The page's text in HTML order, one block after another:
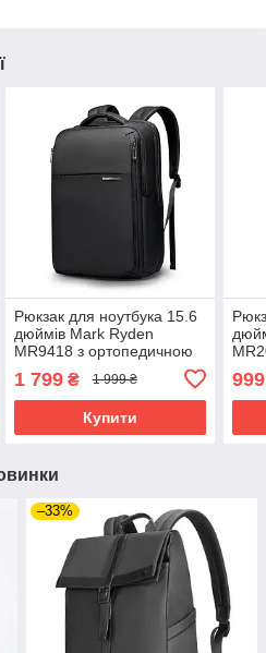
Рюкзак для ноутбука 15.6
дюймів Mark Ryden
MR9418 з ортопедичною
1 799₴ 1 999 ₴
Купити
999
–33%